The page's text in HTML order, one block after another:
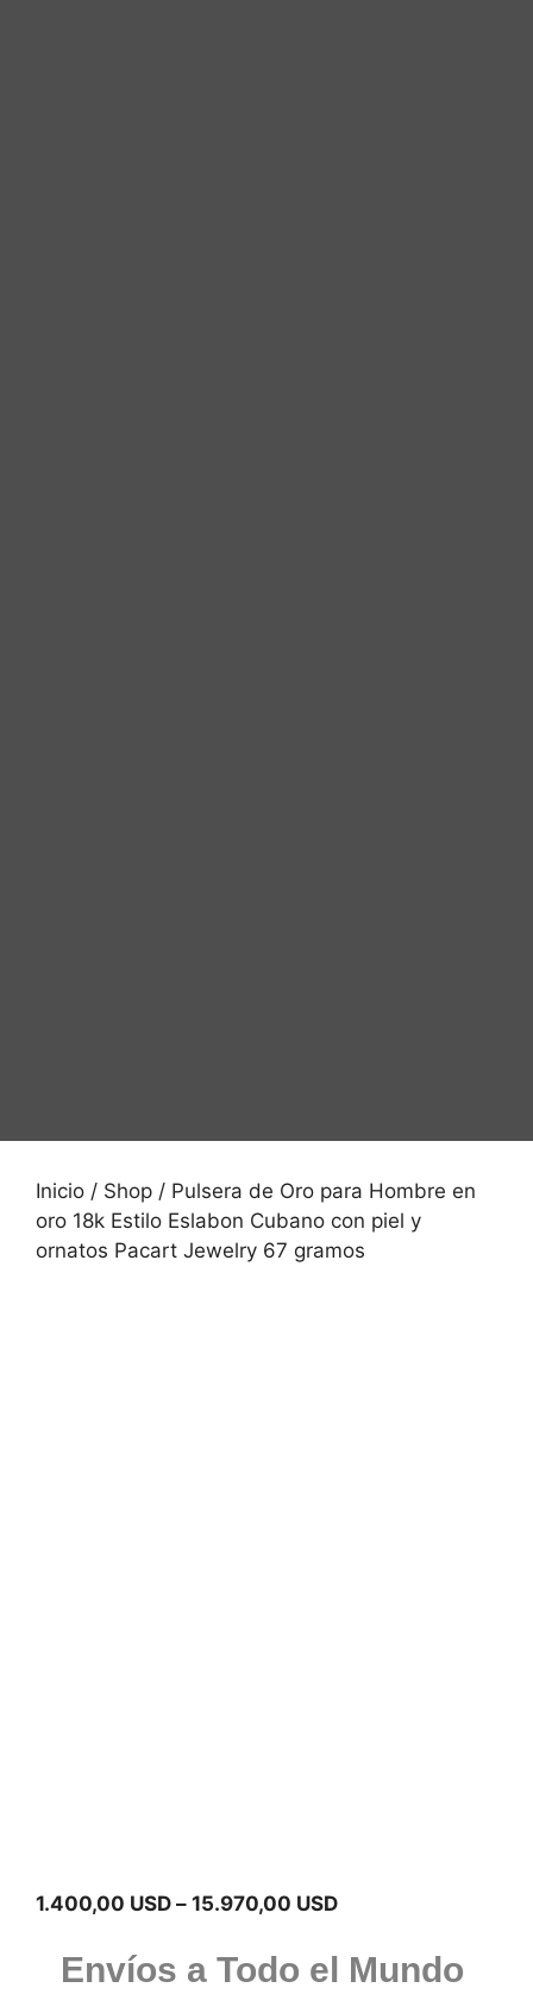
Inicio / Shop / Pulsera de Oro para Hombre en
oro 18k Estilo Eslabon Cubano con piel y
ornatos Pacart Jewelry 67 gramos
1.400,00 USD – 15.970,00 USDRango
precios:
Envíos a Todo el Mundo